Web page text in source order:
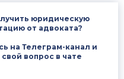
юридическую
от адвоката?
на Телеграм-канал и
вопрос в чате